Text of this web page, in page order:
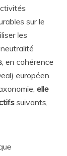
sur le
les
, en cohérence
européen.
elle
suivants,